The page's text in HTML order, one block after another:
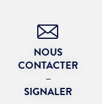
NOUS
CONTACTER
–
SIGNALER